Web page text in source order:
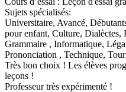
Sujets spécialisés:
Universitaire, Avancé,
pour enfant, Culture, Dialèctes,
Grammaire , Informatique,
Prononciation , Technique,
Très bon choix ! Les élèves
leçons !
Professeur très expérimenté !